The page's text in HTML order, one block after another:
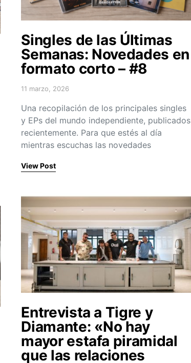
Singles de las Últimas
Semanas: Novedades en
formato corto – #8
Posted on
11 marzo, 2026
Una recopilación de los principales singles
y EPs del mundo independiente, publicados
recientemente. Para que estés al día
mientras escuchas las novedades
View Post
Entrevista a Tigre y
Diamante: «No hay
mayor estafa piramidal
que las relaciones